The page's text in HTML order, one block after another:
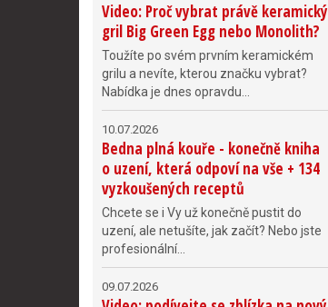
Video: Proč vybrat právě keramický
gril Big Green Egg nebo Monolith?
Toužíte po svém prvním keramickém
grilu a nevíte, kterou značku vybrat?
Nabídka je dnes opravdu...
10.07.2026
Bedna plná kouře - konečně kniha
o uzení, která odpoví na vše + 134
vyzkoušených receptů
Chcete se i Vy už konečně pustit do
uzení, ale netušíte, jak začít? Nebo jste
profesionální...
09.07.2026